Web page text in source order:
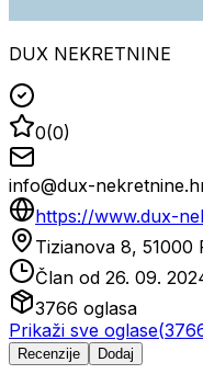
DUX NEKRETNINE
0(0)
info@dux-
https://www.dux-
Tizianova 8, 51000
Član od 26. 09.
3766 oglasa
Prikaži sve oglase(
Recenzije Dodaj